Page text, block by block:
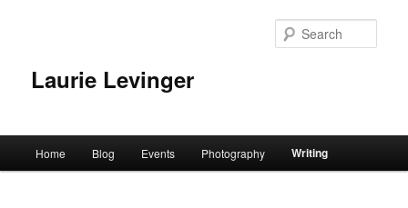
Laurie Levinger
Home Blog Events Photography Writing